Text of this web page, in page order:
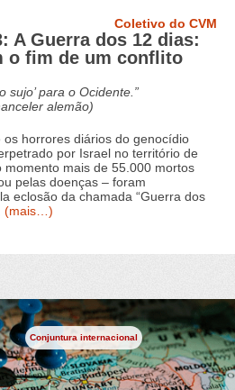
Coletivo do CVM
A Guerra dos 12 dias:
o fim de um conflito
sujo’ para o Ocidente.”
alemão)
horrores diários do genocídio
por Israel no território de
mais de 55.000 mortos
pelas doenças – foram
eclosão da chamada “Guerra dos
(mais…)
Conjuntura internacional